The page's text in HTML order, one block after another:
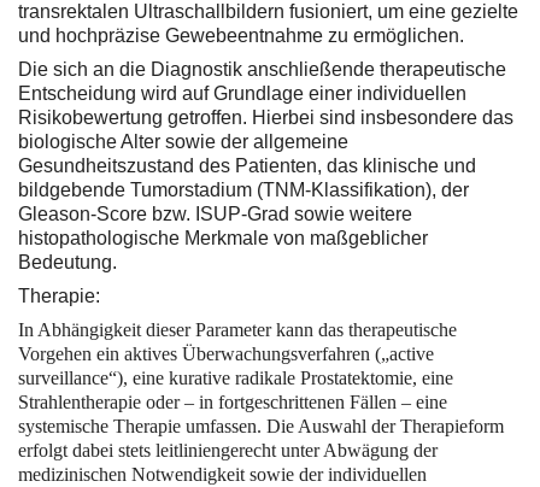
transrektalen Ultraschallbildern fusioniert, um eine gezielte
und hochpräzise Gewebeentnahme zu ermöglichen.
Die sich an die Diagnostik anschließende therapeutische
Entscheidung wird auf Grundlage einer individuellen
Risikobewertung getroffen. Hierbei sind insbesondere das
biologische Alter sowie der allgemeine
Gesundheitszustand des Patienten, das klinische und
bildgebende Tumorstadium (TNM-Klassifikation), der
Gleason-Score bzw. ISUP-Grad sowie weitere
histopathologische Merkmale von maßgeblicher
Bedeutung.
Therapie:
In Abhängigkeit dieser Parameter kann das therapeutische
Vorgehen ein aktives Überwachungsverfahren („active
surveillance“), eine kurative radikale Prostatektomie, eine
Strahlentherapie oder – in fortgeschrittenen Fällen – eine
systemische Therapie umfassen. Die Auswahl der Therapieform
erfolgt dabei stets leitliniengerecht unter Abwägung der
medizinischen Notwendigkeit sowie der individuellen